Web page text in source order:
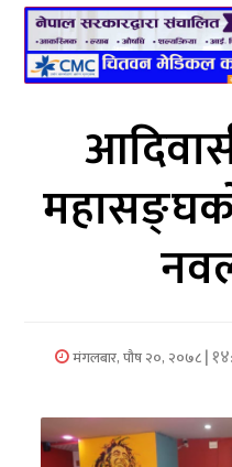
पत्रिका
सम्पादकीय
अन्तर्राष्ट्रिय
अर्थ/
विज्ञान
अन्तरर्वार्ता
मंगलबार, पौष २०, २०७८|